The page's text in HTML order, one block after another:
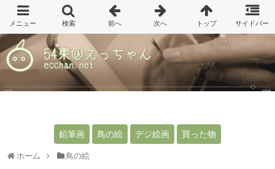
鉛筆画 鳥の絵 デジ絵画 買った物
ホーム 鳥の絵